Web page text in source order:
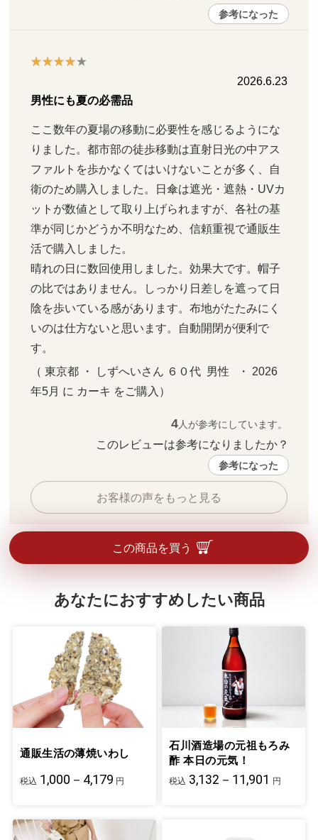
参考になった
2026.6.23
男性にも夏の必需品
ここ数年の夏場の移動に必要性を感じるようにな
りました。都市部の徒歩移動は直射日光の中アス
ファルトを歩かなくてはいけないことが多く、自
衛のため購入しました。日傘は遮光・遮熱・UVカ
ットが数値として取り上げられますが、各社の基
準が同じかどうか不明なため、信頼重視で通販生
活で購入しました。
晴れの日に数回使用しました。効果大です。帽子
の比ではありません。しっかり日差しを遮って日
陰を歩いている感があります。布地がたたみにく
いのは仕方ないと思います。自動開閉が便利で
す。
（ 東京都 ・ しずへいさん ６０代  男性   ・ 2026
年5月 に カーキ をご購入）
4人が参考にしています。
このレビューは参考になりましたか？
参考になった
お客様の声をもっと見る
この商品を買う
あなたにおすすめしたい商品
通販生活の薄焼いわし
税込 1,000－4,179 円
石川酒造場の元祖もろみ
酢 本日の元気！
税込 3,132－11,901 円